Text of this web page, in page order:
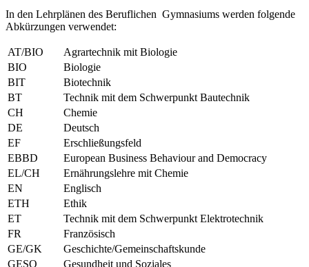
In den Lehrplänen des Beruflichen Gymnasiums werden folgende
Abkürzungen verwendet:
AT/BIO
Agrartechnik mit Biologie
BIO
Biologie
BIT
Biotechnik
BT
Technik mit dem Schwerpunkt Bautechnik
CH
Chemie
DE
Deutsch
EF
Erschließungsfeld
EBBD
European Business Behaviour and Democracy
EL/CH
Ernährungslehre mit Chemie
EN
Englisch
ETH
Ethik
ET
Technik mit dem Schwerpunkt Elektrotechnik
FR
Französisch
GE/GK
Geschichte/Gemeinschaftskunde
GESO
Gesundheit und Soziales